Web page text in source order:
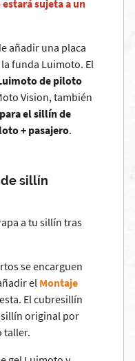
sujeta a un
añadir una placa
funda Luimoto. El
de piloto
Vision, también
el sillín de
+ pasajero.
sillín
a tu sillín tras
se encarguen
el Montaje
El cubresillín
original por
taller.